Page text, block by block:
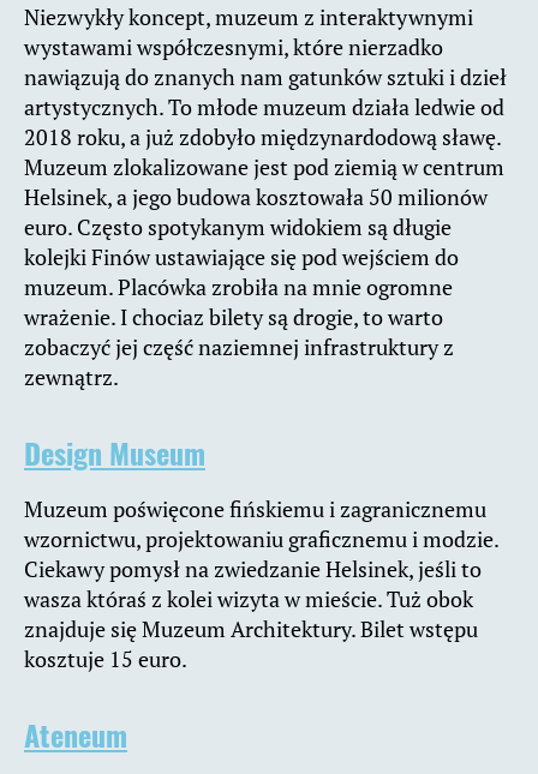
Niezwykły koncept, muzeum z interaktywnymi
wystawami współczesnymi, które nierzadko
nawiązują do znanych nam gatunków sztuki i dzieł
artystycznych. To młode muzeum działa ledwie od
2018 roku, a już zdobyło międzynardodową sławę.
Muzeum zlokalizowane jest pod ziemią w centrum
Helsinek, a jego budowa kosztowała 50 milionów
euro. Często spotykanym widokiem są długie
kolejki Finów ustawiające się pod wejściem do
muzeum. Placówka zrobiła na mnie ogromne
wrażenie. I chociaz bilety są drogie, to warto
zobaczyć jej część naziemnej infrastruktury z
zewnątrz.
Design Museum
Muzeum poświęcone fińskiemu i zagranicznemu
wzornictwu, projektowaniu graficznemu i modzie.
Ciekawy pomysł na zwiedzanie Helsinek, jeśli to
wasza któraś z kolei wizyta w mieście. Tuż obok
znajduje się Muzeum Architektury. Bilet wstępu
kosztuje 15 euro.
Ateneum